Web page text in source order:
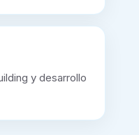
y desarrollo